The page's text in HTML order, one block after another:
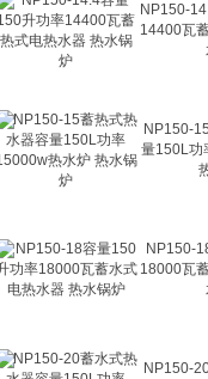
NP150-
14400瓦
NP150-
量150L功
NP150-
18000瓦
NP150-